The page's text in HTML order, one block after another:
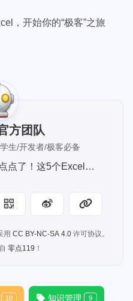
，开始你的“极客”之旅
方团队
生/开发者/极客必备
别再用鼠标点点点了！这5个Excel数据分析神技能，让你的效率起飞
用 CC BY-NC-SA 4.0 许可协议。
零点119 ！
10 知识管理 9